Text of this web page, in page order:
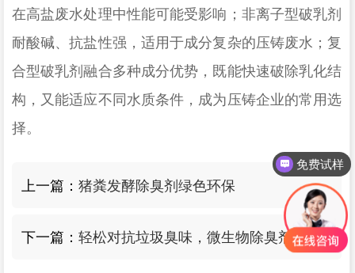
在高盐废水处理中性能可能受影响；非离子型破乳剂
耐酸碱、抗盐性强，适用于成分复杂的压铸废水；复
合型破乳剂融合多种成分优势，既能快速破除乳化结
构，又能适应不同水质条件，成为压铸企业的常用选
择。
上一篇：猪粪发酵除臭剂绿色环保
下一篇： 轻松对抗垃圾臭味，微生物除臭剂的功效
免费试样